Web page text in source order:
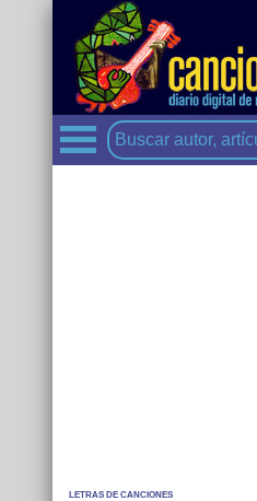
LETRAS DE CANCIONES